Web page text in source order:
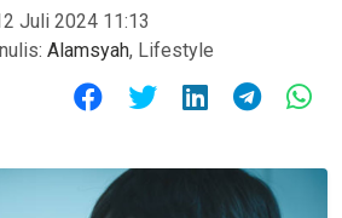
Juli 2024 11:13
Alamsyah, Lifestyle